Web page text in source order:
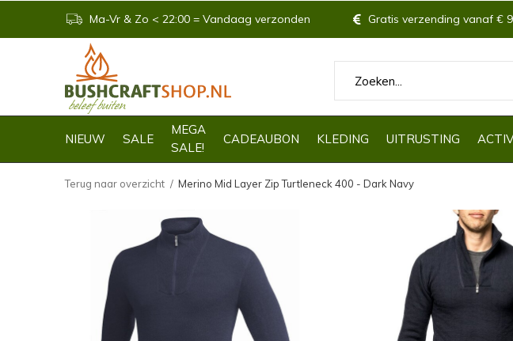
NIEUW SALE
MEGA
SALE!
CADEAUBON KLEDING UITRUSTING
Ma-Vr & Zo < 22:00 = Vandaag verzonden Gratis verzending vanaf €
Terug naar overzicht Merino Mid Layer Zip Turtleneck 400 - Dark Navy